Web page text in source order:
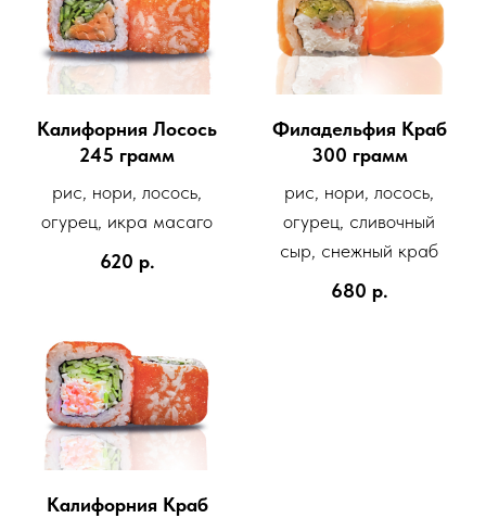
Калифорния Лосось
245 грамм
рис, нори, лосось,
огурец, икра масаго
620 р.
Филадельфия Краб
300 грамм
рис, нори, лосось,
огурец, сливочный
сыр, снежный краб
680 р.
Калифорния Краб